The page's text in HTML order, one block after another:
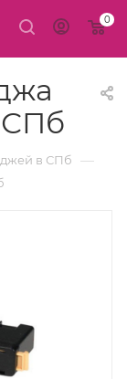
0
СПб
в СПб —